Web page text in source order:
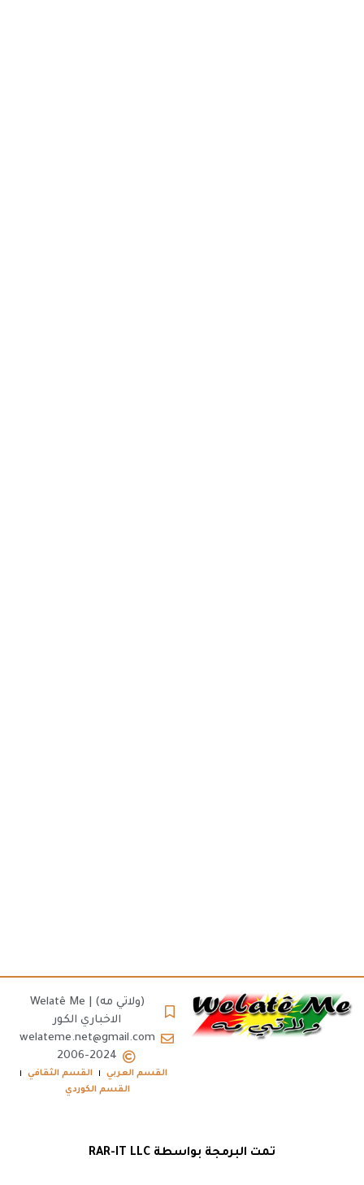
(ولاتي مه) | Welatê Me
الاخباري الكور
welateme.net@gmail.com
2006-2024
القسم العربي
القسم الثقافي
القسم الكوردي
تمت البرمجة بواسطة RAR-IT LLC